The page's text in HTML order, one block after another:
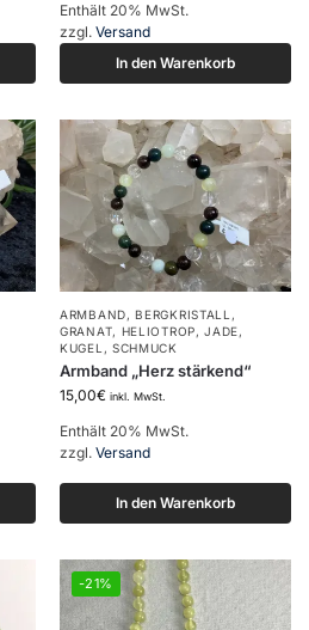
Enthält 20% MwSt.
zzgl. Versand
In den Warenkorb
ARMBAND, BERGKRISTALL ,
GRANAT, HELIOTROP,JADE,
KUGEL , SCHMUCK
Armband „Herz stärkend“
15,00€ inkl. MwSt.
Enthält 20% MwSt.
zzgl. Versand
In den Warenkorb
-21%